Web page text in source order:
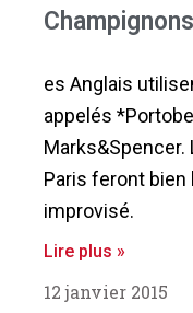
es Anglais
appelés
Paris feront bien
improvisé.
Lire plus »
12 janvier 2015